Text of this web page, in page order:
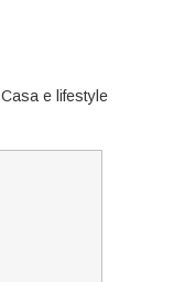
Casa e lifestyle